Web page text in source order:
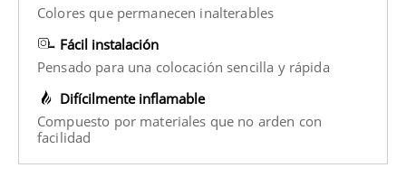
Colores que permanecen inalterables
Fácil instalación
Pensado para una colocación sencilla y rápida
Difícilmente inflamable
Compuesto por materiales que no arden con
facilidad